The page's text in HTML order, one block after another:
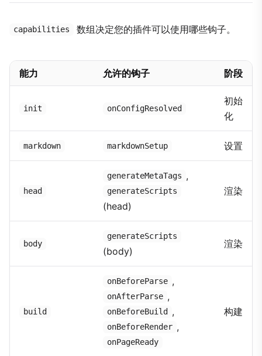
capabilities 数组决定您的插件可以使用哪些钩子。
能力 允许的钩子 阶段
init onConfigResolved
初始
化
markdown markdownSetup 设置
head
generateMetaTags ,
generateScripts
(head)
渲染
body
generateScripts
(body)
渲染
build
onBeforeParse ,
onAfterParse ,
onBeforeBuild ,
onBeforeRender ,
onPageReady
构建